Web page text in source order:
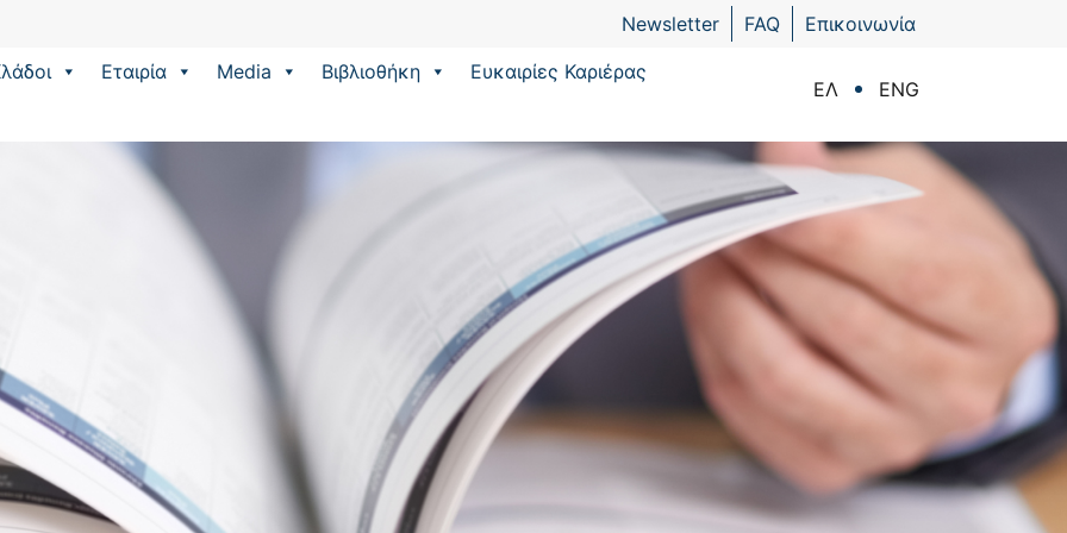
Newsletter FAQ Επικοινωνία
Εταιρία Media Βιβλιοθήκη Eυκαιρίες Καριέρας
ΕΛ ENG